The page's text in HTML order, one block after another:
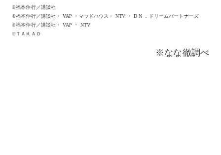
©福本伸行／講談社
©福本伸行／講談社・ VAP ・マッドハウス・ NTV ・ D N ．ドリームパートナーズ
©福本伸行／講談社・ VAP ・ NTV
©ＴＡＫＡＯ
※なな徹調べ